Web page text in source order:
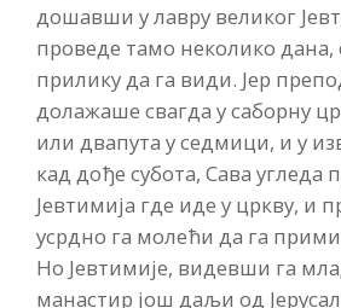
дошавши у лавру великог
проведе тамо неколико дана,
прилику да га види. Јер
долажаше свагда у саборну
или двапута у седмици, и у
кад дође субота, Сава угледа
Јевтимија где иде у цркву, и
усрдно га молећи да га прими
Но Јевтимије, видевши га
манастир још даљи од